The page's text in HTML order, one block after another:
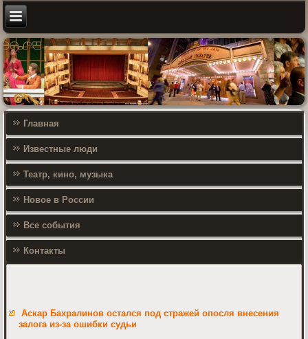
Главная
Известные люди
Театр, кино, музыка
Новое в России
Все события
Контакты
Аскар Бахралинов остался под стражей опосля внесения
залога из-за ошибки судьи